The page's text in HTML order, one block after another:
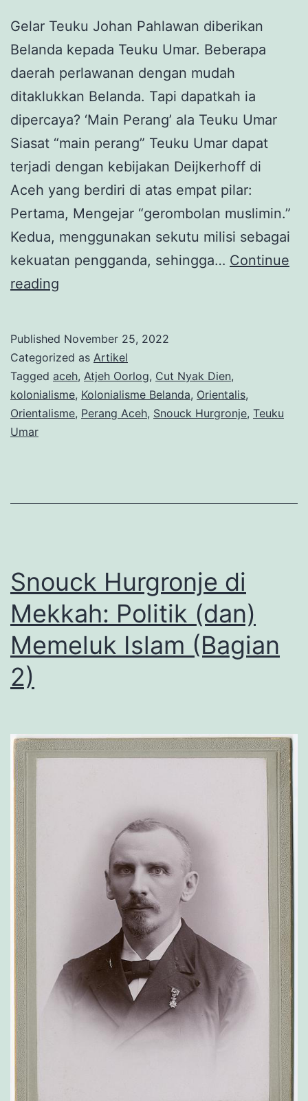
Gelar Teuku Johan Pahlawan diberikan
Belanda kepada Teuku Umar. Beberapa
daerah perlawanan dengan mudah
ditaklukkan Belanda. Tapi dapatkah ia
dipercaya? ‘Main Perang’ ala Teuku Umar
Siasat “main perang” Teuku Umar dapat
terjadi dengan kebijakan Deijkerhoff di
Aceh yang berdiri di atas empat pilar:
Pertama, Mengejar “gerombolan muslimin.”
Kedua, menggunakan sekutu milisi sebagai
kekuatan pengganda, sehingga… Continue
reading
‘Pengkhianatan’
Teuku
Umar
(3)
Published November 25, 2022
Categorized as Artikel
Tagged aceh, Atjeh Oorlog, Cut Nyak Dien,
kolonialisme, Kolonialisme Belanda, Orientalis,
Orientalisme, Perang Aceh, Snouck Hurgronje, Teuku
Umar
Snouck Hurgronje di
Mekkah: Politik (dan)
Memeluk Islam (Bagian
2)